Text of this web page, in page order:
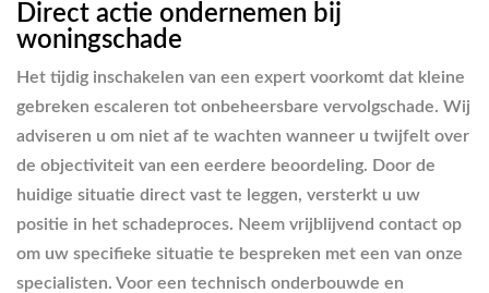
Direct actie ondernemen bij
woningschade
Het tijdig inschakelen van een expert voorkomt dat kleine
gebreken escaleren tot onbeheersbare vervolgschade. Wij
adviseren u om niet af te wachten wanneer u twijfelt over
de objectiviteit van een eerdere beoordeling. Door de
huidige situatie direct vast te leggen, versterkt u uw
positie in het schadeproces. Neem vrijblijvend contact op
om uw specifieke situatie te bespreken met een van onze
specialisten. Voor een technisch onderbouwde en